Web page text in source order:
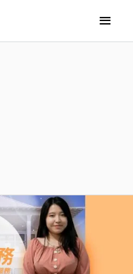
要